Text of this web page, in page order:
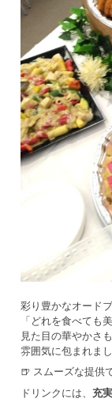
彩り豊かなオード
「どれを食べても
見た目の華やかさ
雰囲気に包まれま
🍺 スムーズな提供
ドリンクには、充